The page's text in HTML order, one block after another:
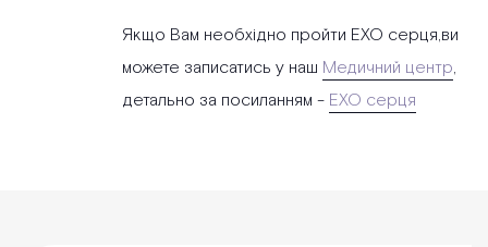
Якщо Вам необхідно пройти ЕХО серця,ви
можете записатись у наш Медичний центр,
детально за посиланням - ЕХО серця